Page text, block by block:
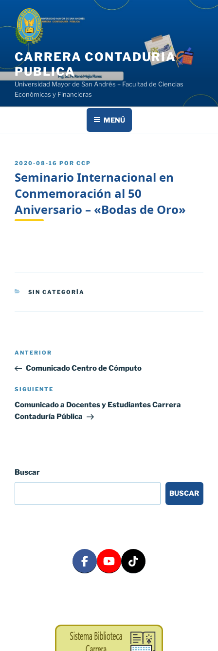
contenido
CARRERA CONTADURIA
PUBLICA
Universidad Mayor de San Andrés – Facultad de Ciencias
Económicas y Financieras
MENÚ
PUBLICADO
2020-08-16 POR CCP
Seminario Internacional en
Conmemoración al 50
Aniversario – «Bodas de Oro»
CATEGORÍAS
SIN CATEGORÍA
Navegación
entradas
Entrada
anterior:
ANTERIOR
Comunicado Centro de Cómputo
Siguiente
entrada
SIGUIENTE
Comunicado a Docentes y Estudiantes Carrera
Contaduría Pública
Buscar
BUSCAR